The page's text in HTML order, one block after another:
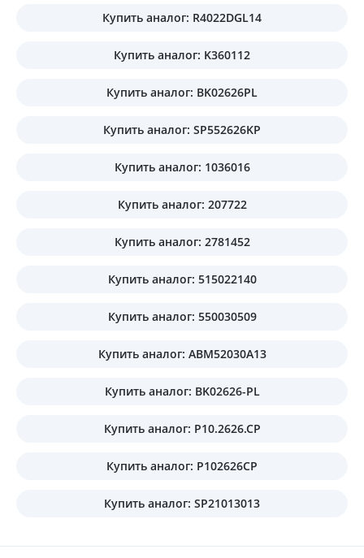
Купить аналог: R4022DGL14
Купить аналог: K360112
Купить аналог: BK02626PL
Купить аналог: SP552626KP
Купить аналог: 1036016
Купить аналог: 207722
Купить аналог: 2781452
Купить аналог: 515022140
Купить аналог: 550030509
Купить аналог: ABM52030A13
Купить аналог: BK02626-PL
Купить аналог: P10.2626.CP
Купить аналог: P102626CP
Купить аналог: SP21013013